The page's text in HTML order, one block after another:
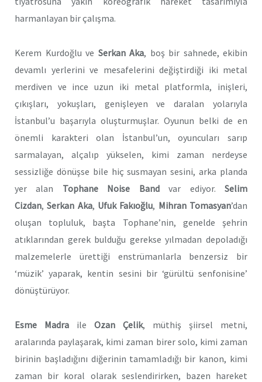
harmanlayan bir çalışma.
Kerem Kurdoğlu ve Serkan Aka, boş bir sahnede, ekibin
devamlı yerlerini ve mesafelerini değiştirdiği iki metal
merdiven ve ince uzun iki metal platformla, inişleri,
çıkışları, yokuşları, genişleyen ve daralan yolarıyla
İstanbul’u başarıyla oluşturmuşlar. Oyunun belki de en
önemli karakteri olan İstanbul’un, oyuncuları sarıp
sarmalayan, alçalıp yükselen, kimi zaman nerdeyse
sessizliğe dönüşse bile hiç susmayan sesini, arka planda
yer alan Tophane Noise Bandvar ediyor.Selim
Cizdan,Serkan Aka, Ufuk Fakıoğlu, Mihran Tomasyan’dan
oluşan topluluk, başta Tophane’nin, genelde şehrin
atıklarından gerek bulduğu gerekse yılmadan depoladığı
malzemelerle ürettiği enstrümanlarla benzersiz bir
‘müzik’ yaparak, kentin sesini bir ‘gürültü senfonisine’
dönüştürüyor.
Esme Madra ile Ozan Çelik, müthiş şiirsel metni,
aralarında paylaşarak, kimi zaman birer solo, kimi zaman
birinin başladığını diğerinin tamamladığı bir kanon, kimi
zaman bir koral olarak seslendirirken, bazen hareket